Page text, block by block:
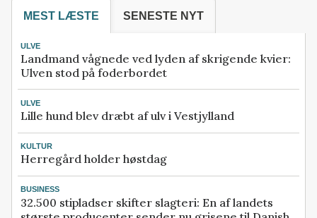
MEST LÆSTE SENESTE NYT
ULVE
Landmand vågnede ved lyden af skrigende kvier:
Ulven stod på foderbordet
ULVE
Lille hund blev dræbt af ulv i Vestjylland
KULTUR
Herregård holder høstdag
BUSINESS
32.500 stipladser skifter slagteri: En af landets